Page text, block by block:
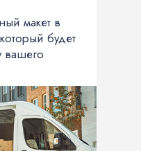
макет в
будет
вашего